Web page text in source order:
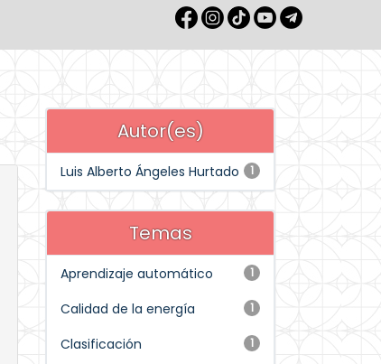
Autor(es)
1
Luis Alberto Ángeles Hurtado
Temas
1
Aprendizaje automático
1
Calidad de la energía
1
Clasificación